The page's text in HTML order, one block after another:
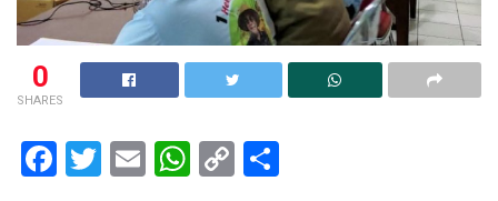
0
SHARES
F
T
E
W C